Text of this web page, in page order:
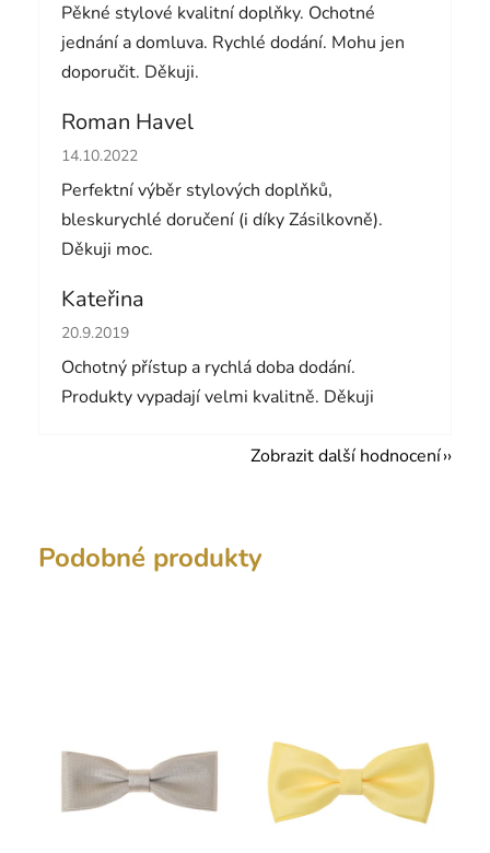
Pěkné stylové kvalitní doplňky. Ochotné
jednání a domluva. Rychlé dodání. Mohu jen
doporučit. Děkuji.
Roman Havel
Hodnocení obchodu je 5 z 5 hvězdiček.
14.10.2022
Perfektní výběr stylových doplňků,
bleskurychlé doručení (i díky Zásilkovně).
Děkuji moc.
Kateřina
Hodnocení obchodu je 5 z 5 hvězdiček.
20.9.2019
Ochotný přístup a rychlá doba dodání.
Produkty vypadají velmi kvalitně. Děkuji
Zobrazit další hodnocení
Podobné produkty